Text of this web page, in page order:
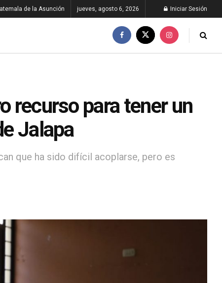
de la Asunción jueves, agosto 6, 2026 Iniciar Sesión
recurso para tener un
Jalapa
que ha sido difícil acoplarse, pero es